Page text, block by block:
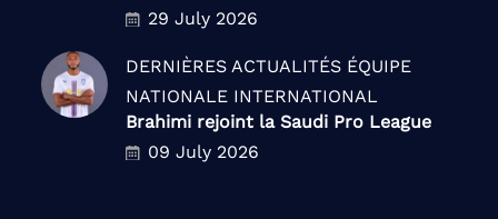
29 July 2026
DERNIÈRES ACTUALITÉS ÉQUIPE
NATIONALE INTERNATIONAL
Brahimi rejoint la Saudi Pro League
09 July 2026